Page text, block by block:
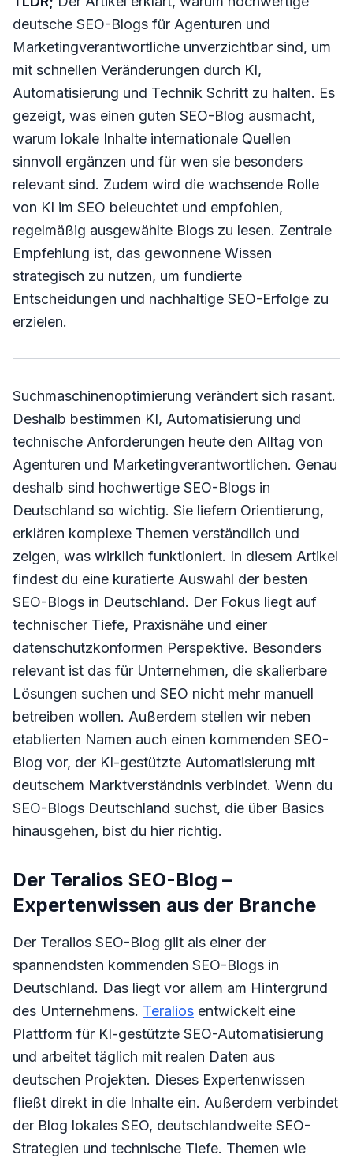
deutsche SEO-Blogs für Agenturen und
Marketingverantwortliche unverzichtbar sind, um
mit schnellen Veränderungen durch KI,
Automatisierung und Technik Schritt zu halten. Es
gezeigt, was einen guten SEO-Blog ausmacht,
warum lokale Inhalte internationale Quellen
sinnvoll ergänzen und für wen sie besonders
relevant sind. Zudem wird die wachsende Rolle
von KI im SEO beleuchtet und empfohlen,
regelmäßig ausgewählte Blogs zu lesen. Zentrale
Empfehlung ist, das gewonnene Wissen
strategisch zu nutzen, um fundierte
Entscheidungen und nachhaltige SEO-Erfolge zu
erzielen.
Suchmaschinenoptimierung verändert sich rasant.
Deshalb bestimmen KI, Automatisierung und
technische Anforderungen heute den Alltag von
Agenturen und Marketingverantwortlichen. Genau
deshalb sind hochwertige SEO-Blogs in
Deutschland so wichtig. Sie liefern Orientierung,
erklären komplexe Themen verständlich und
zeigen, was wirklich funktioniert. In diesem Artikel
findest du eine kuratierte Auswahl der besten
SEO-Blogs in Deutschland. Der Fokus liegt auf
technischer Tiefe, Praxisnähe und einer
datenschutzkonformen Perspektive. Besonders
relevant ist das für Unternehmen, die skalierbare
Lösungen suchen und SEO nicht mehr manuell
betreiben wollen. Außerdem stellen wir neben
etablierten Namen auch einen kommenden SEO-
Blog vor, der KI-gestützte Automatisierung mit
deutschem Marktverständnis verbindet. Wenn du
SEO-Blogs Deutschland suchst, die über Basics
hinausgehen, bist du hier richtig.
Der Teralios SEO-Blog –
Expertenwissen aus der Branche
Der Teralios SEO-Blog gilt als einer der
spannendsten kommenden SEO-Blogs in
Deutschland. Das liegt vor allem am Hintergrund
des Unternehmens. Teralios entwickelt eine
Plattform für KI-gestützte SEO-Automatisierung
und arbeitet täglich mit realen Daten aus
deutschen Projekten. Dieses Expertenwissen
fließt direkt in die Inhalte ein. Außerdem verbindet
der Blog lokales SEO, deutschlandweite SEO-
Strategien und technische Tiefe. Themen wie